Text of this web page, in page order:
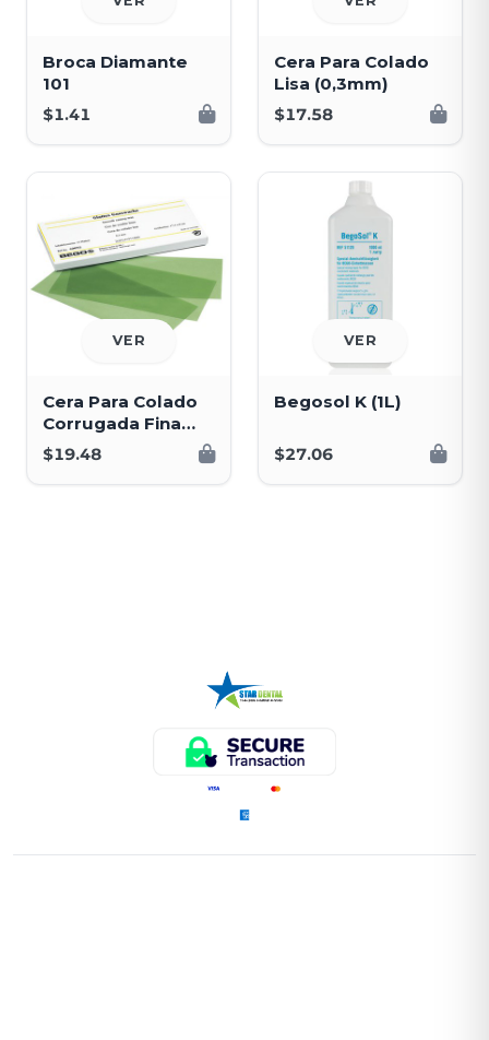
Broca Diamante
101
$1.41
Cera Para Colado
Lisa (0,3mm)
$17.58
VER
Cera Para Colado
Corrugada Fina
(0,35mm)
$19.48
VER
Begosol K (1L)
$27.06